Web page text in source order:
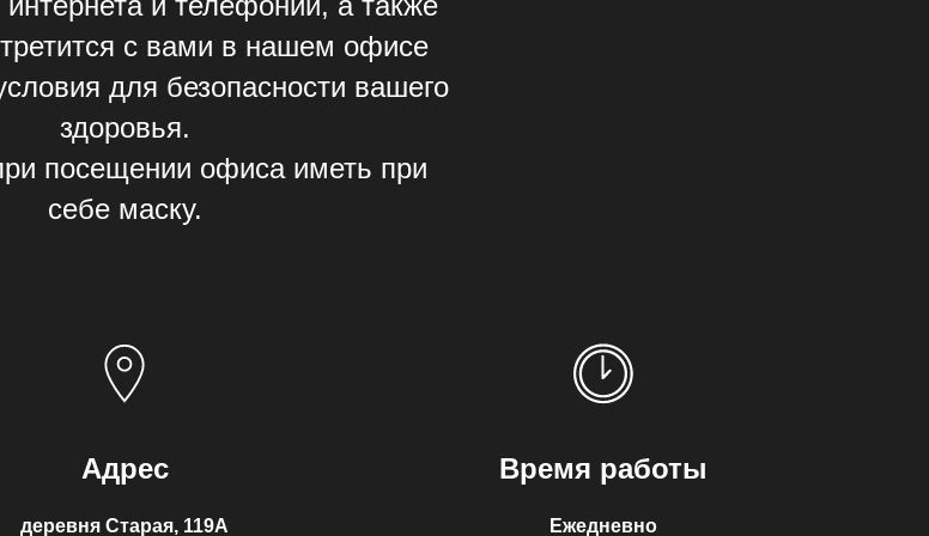
с вами в нашем офисе
для безопасности вашего
здоровья.
посещении офиса иметь при
себе маску.
Адрес
деревня Старая, 119А
Время работы
Ежедневно